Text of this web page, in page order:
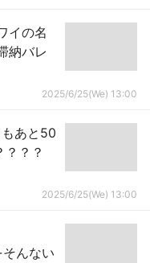
イの名
納バレ
2025/6/25(We) 13:00
もあと50
？？？
2025/6/25(We) 13:00
んない